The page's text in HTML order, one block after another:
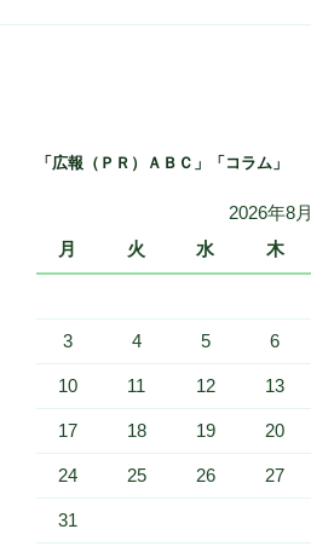
ョ
「広報（ＰＲ）ＡＢＣ」「コラム」
2026年8月
月
火 水 木
3 4 5 6
10 11 12 13
17 18 19 20
24 25 26 27
31